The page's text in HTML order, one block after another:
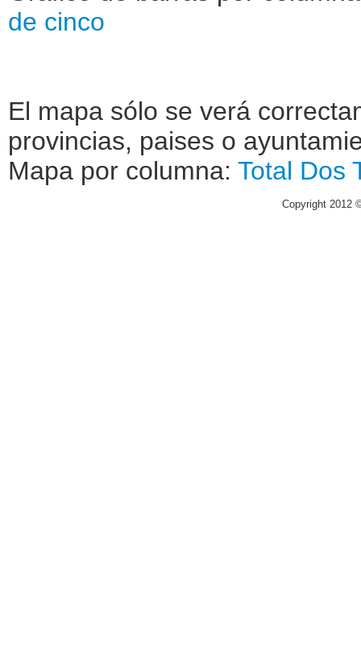
de cinco
El mapa sólo se verá
provincias, paises o
Mapa por columna: Total Dos
Copyright 2012